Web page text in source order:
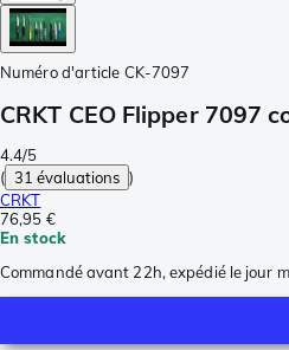
Numéro d'article CK-7097
CRKT CEO Flipper 7097
4.4/5
( 31 évaluations )
CRKT
76,95 €
En stock
Commandé avant 22h, expédié le jour